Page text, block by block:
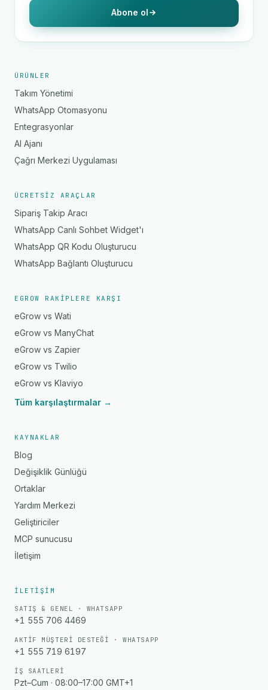
Abone ol
ÜRÜNLER
Takım Yönetimi
WhatsApp Otomasyonu
Entegrasyonlar
AI Ajanı
Çağrı Merkezi Uygulaması
ÜCRETSIZ ARAÇLAR
Sipariş Takip Aracı
WhatsApp Canlı Sohbet Widget'ı
WhatsApp QR Kodu Oluşturucu
WhatsApp Bağlantı Oluşturucu
EGROW RAKIPLERE KARŞI
eGrow vs Wati
eGrow vs ManyChat
eGrow vs Zapier
eGrow vs Twilio
eGrow vs Klaviyo
Tüm karşılaştırmalar →
KAYNAKLAR
Blog
Değişiklik Günlüğü
Ortaklar
Yardım Merkezi
Geliştiriciler
MCP sunucusu
İletişim
İLETIŞIM
SATIŞ & GENEL · WHATSAPP
+1 555 706 4469
AKTIF MÜŞTERI DESTEĞI · WHATSAPP
+1 555 719 6197
İŞ SAATLERI
Pzt–Cum · 08:00–17:00 GMT+1